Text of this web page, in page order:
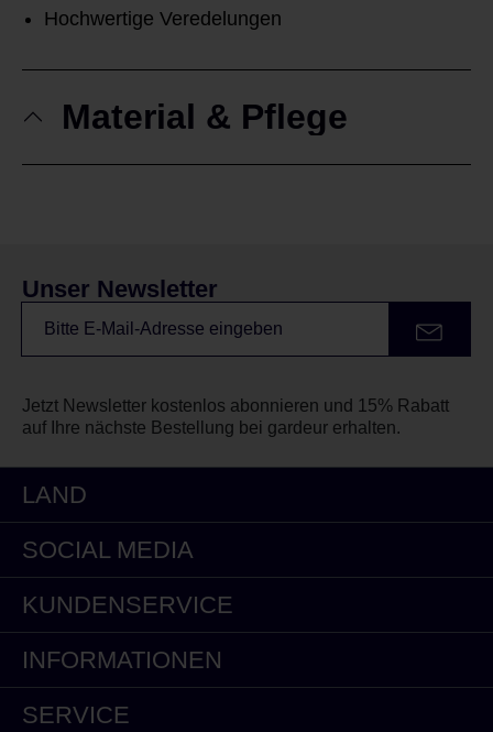
Hochwertige Veredelungen
Material & Pflege
Unser Newsletter
Jetzt Newsletter kostenlos abonnieren und 15% Rabatt
auf Ihre nächste Bestellung bei gardeur erhalten.
LAND
SOCIAL MEDIA
KUNDENSERVICE
INFORMATIONEN
SERVICE